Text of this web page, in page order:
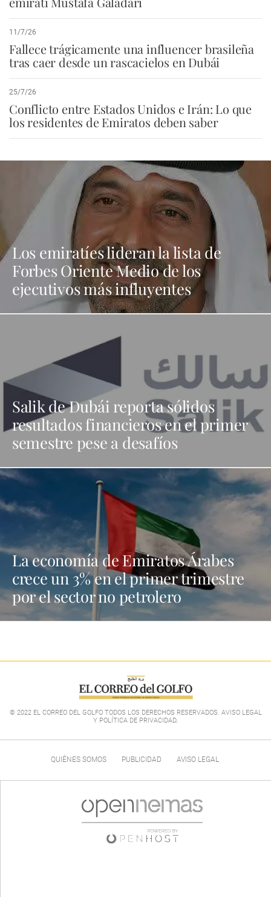
11/7/26
Fallece trágicamente una influencer brasileña
tras caer desde un rascacielos en Dubái
25/7/26
Conflicto entre Estados Unidos e Irán: Lo que
los residentes de Emiratos deben saber
Los emiratíes lideran la lista de
Forbes Oriente Medio de los
ejecutivos más influyentes
Salik de Dubái reporta sólidos
resultados financieros en el primer
semestre pese a desafíos
La economía de Emiratos Árabes
crece un 3% en el primer trimestre
por el sector no petrolero
© 2022 EL CORREO DEL GOLFO TODOS LOS DERECHOS RESERVADOS. AVISO LEGAL
Y POLÍTICA DE PRIVACIDAD.
QUIÉNES SOMOS PUBLICIDAD AVISO LEGAL